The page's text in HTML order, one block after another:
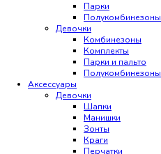
Парки
Полукомбинезоны
Девочки
Комбинезоны
Комплекты
Парки и пальто
Полукомбинезоны
Аксессуары
Девочки
Шапки
Манишки
Зонты
Краги
Перчатки